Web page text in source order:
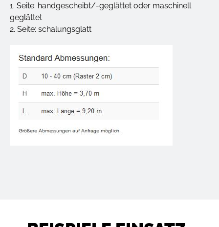
1. Seite: handgescheibt/-geglättet oder maschinell
geglättet
2. Seite: schalungsglatt